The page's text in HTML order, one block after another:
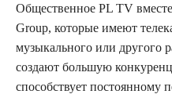
Общественное PL TV
Group, которые имеют
музыкального или другого
создают большую
способствует постоянному